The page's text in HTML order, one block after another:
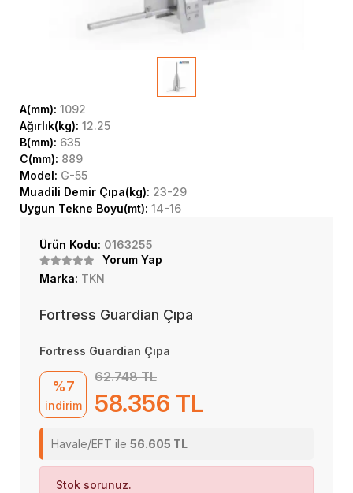
A(mm): 1092
Ağırlık(kg): 12.25
B(mm): 635
C(mm): 889
Model: G-55
Muadili Demir Çıpa(kg): 23-29
Uygun Tekne Boyu(mt): 14-16
Ürün Kodu: 0163255
Yorum Yap
Marka: TKN
Fortress Guardian Çıpa
Fortress Guardian Çıpa
%7
indirim
62.748 TL
58.356 TL
Havale/EFT ile 56.605 TL
Stok sorunuz.